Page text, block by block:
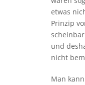
etwas
Prinzip
und
nicht
Man